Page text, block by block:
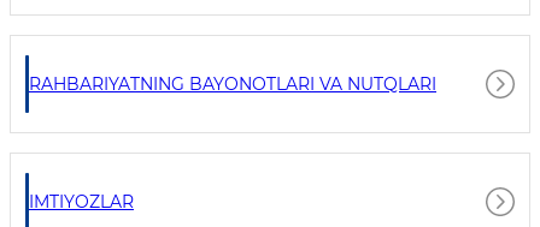
RAHBARIYATNING BAYONOTLARI VA NUTQLARI
IMTIYOZLAR